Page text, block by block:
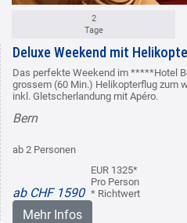
2
Tage
Deluxe Weekend mit
Das perfekte Weekend im *****Hotel
grossem (60 Min.) Helikopterflug zum
inkl. Gletscherlandung mit Apéro.
Bern
ab 2 Personen
ab CHF 1590
EUR 1325*
Pro Person
* Richtwert
Mehr Infos